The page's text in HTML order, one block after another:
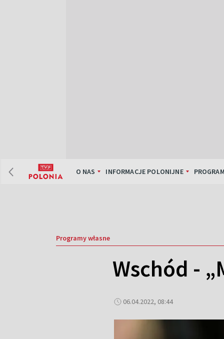
O NAS INFORMACJE POLONIJNE
Programy własne
Wschód -
06.04.2022, 08:44